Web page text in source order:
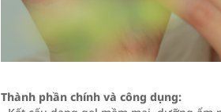
Thành phần chính và công dụng: